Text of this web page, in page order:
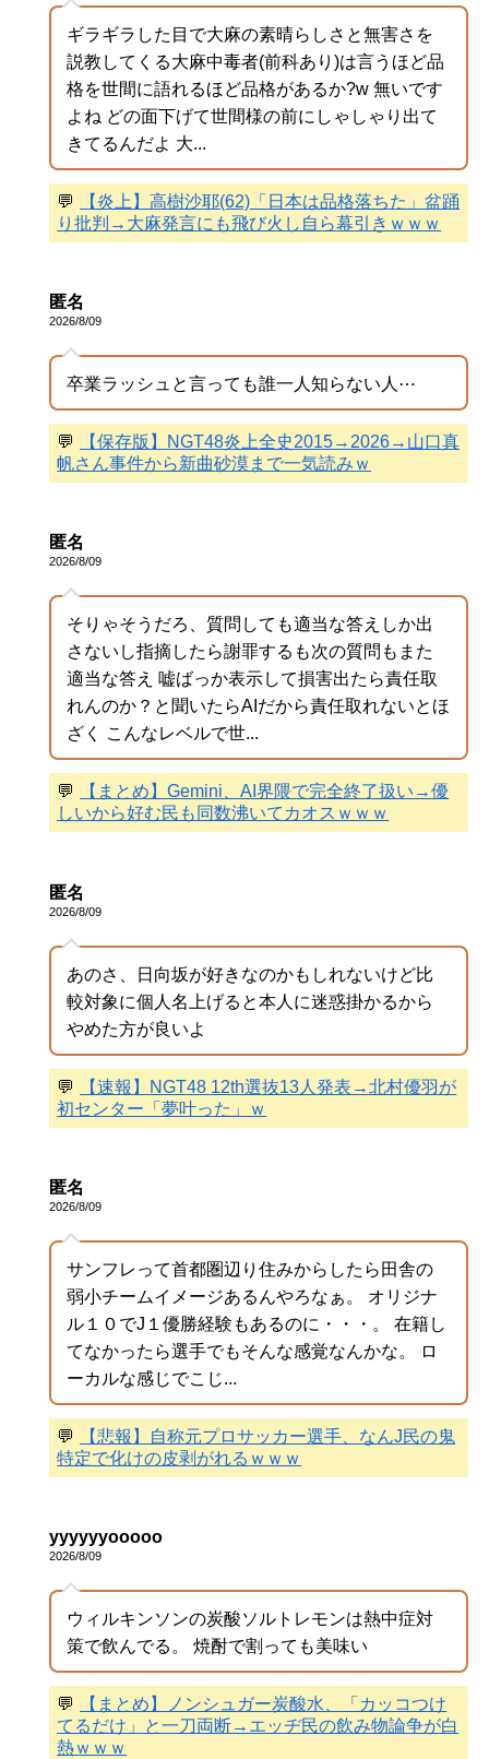
ギラギラした目で大麻の素晴らしさと無害さを
説教してくる大麻中毒者(前科あり)は言うほど品
格を世間に語れるほど品格があるか?w 無いです
よね どの面下げて世間様の前にしゃしゃり出て
きてるんだよ 大...
💬
【炎上】高樹沙耶(62)「日本は品格落ちた」盆踊
り批判→大麻発言にも飛び火し自ら幕引きｗｗｗ
匿名
2026/8/09
卒業ラッシュと言っても誰一人知らない人⋯
💬
【保存版】NGT48炎上全史2015→2026→山口真
帆さん事件から新曲砂漠まで一気読みｗ
匿名
2026/8/09
そりゃそうだろ、質問しても適当な答えしか出
さないし指摘したら謝罪するも次の質問もまた
適当な答え 嘘ばっか表示して損害出たら責任取
れんのか？と聞いたらAIだから責任取れないとほ
ざく こんなレベルで世...
💬
【まとめ】Gemini、AI界隈で完全終了扱い→優
しいから好む民も同数沸いてカオスｗｗｗ
匿名
2026/8/09
あのさ、日向坂が好きなのかもしれないけど比
較対象に個人名上げると本人に迷惑掛かるから
やめた方が良いよ
💬
【速報】NGT48 12th選抜13人発表→北村優羽が
初センター「夢叶った」ｗ
匿名
2026/8/09
サンフレって首都圏辺り住みからしたら田舎の
弱小チームイメージあるんやろなぁ。 オリジナ
ル１０でJ１優勝経験もあるのに・・・。 在籍し
てなかったら選手でもそんな感覚なんかな。 ロ
ーカルな感じでこじ...
💬
【悲報】自称元プロサッカー選手、なんJ民の鬼
特定で化けの皮剥がれるｗｗｗ
yyyyyyooooo
2026/8/09
ウィルキンソンの炭酸ソルトレモンは熱中症対
策で飲んでる。 焼酎で割っても美味い
💬
【まとめ】ノンシュガー炭酸水、「カッコつけ
てるだけ」と一刀両断→エッヂ民の飲み物論争が白
熱ｗｗｗ